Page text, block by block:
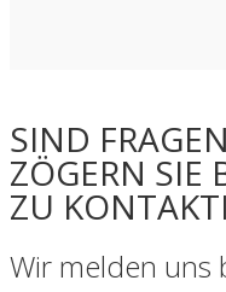
SIND
ZÖGERN SIE
ZU
Wir melden uns